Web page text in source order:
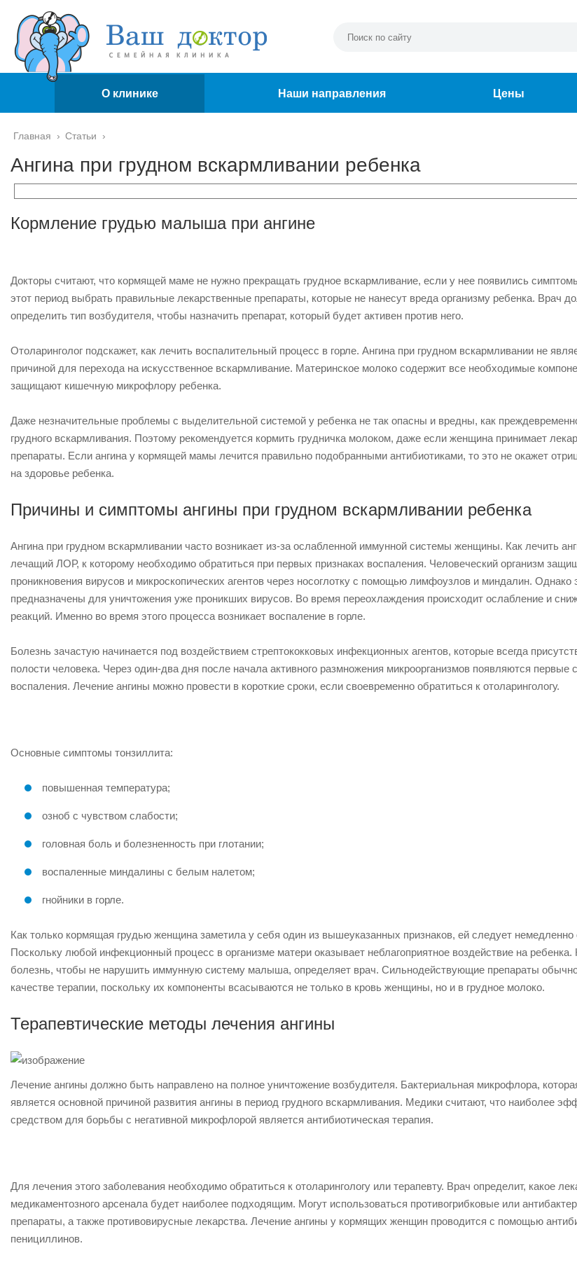
О клинике Наши направления Цены
Главная › Статьи ›
Ангина при грудном вскармливании ребенка
Кормление грудью малыша при ангине
Докторы считают, что кормящей маме не нужно прекращать грудное вскармливание, если у нее появились
этот период выбрать правильные лекарственные препараты, которые не нанесут вреда организму ребенка. Врач
определить тип возбудителя, чтобы назначить препарат, который будет активен против него.
Отоларинголог подскажет, как лечить воспалительный процесс в горле. Ангина при грудном вскармливании не
причиной для перехода на искусственное вскармливание. Материнское молоко содержит все необходимые
защищают кишечную микрофлору ребенка.
Даже незначительные проблемы с выделительной системой у ребенка не так опасны и вредны, как
грудного вскармливания. Поэтому рекомендуется кормить грудничка молоком, даже если женщина принимает
препараты. Если ангина у кормящей мамы лечится правильно подобранными антибиотиками, то это не окажет
на здоровье ребенка.
Причины и симптомы ангины при грудном вскармливании ребенка
Ангина при грудном вскармливании часто возникает из-за ослабленной иммунной системы женщины. Как лечить
лечащий ЛОР, к которому необходимо обратиться при первых признаках воспаления. Человеческий организм
проникновения вирусов и микроскопических агентов через носоглотку с помощью лимфоузлов и миндалин. Однако
предназначены для уничтожения уже проникших вирусов. Во время переохлаждения происходит ослабление и
реакций. Именно во время этого процесса возникает воспаление в горле.
Болезнь зачастую начинается под воздействием стрептококковых инфекционных агентов, которые всегда
полости человека. Через один-два дня после начала активного размножения микроорганизмов появляются первые
воспаления. Лечение ангины можно провести в короткие сроки, если своевременно обратиться к отоларингологу.
Основные симптомы тонзиллита:
повышенная температура;
озноб с чувством слабости;
головная боль и болезненность при глотании;
воспаленные миндалины с белым налетом;
гнойники в горле.
Как только кормящая грудью женщина заметила у себя один из вышеуказанных признаков, ей следует немедленно
Поскольку любой инфекционный процесс в организме матери оказывает неблагоприятное воздействие на ребенка.
болезнь, чтобы не нарушить иммунную систему малыша, определяет врач. Сильнодействующие препараты
качестве терапии, поскольку их компоненты всасываются не только в кровь женщины, но и в грудное молоко.
Терапевтические методы лечения ангины
Лечение ангины должно быть направлено на полное уничтожение возбудителя. Бактериальная микрофлора,
является основной причиной развития ангины в период грудного вскармливания. Медики считают, что наиболее
средством для борьбы с негативной микрофлорой является антибиотическая терапия.
Для лечения этого заболевания необходимо обратиться к отоларингологу или терапевту. Врач определит, какое
медикаментозного арсенала будет наиболее подходящим. Могут использоваться противогрибковые или
препараты, а также противовирусные лекарства. Лечение ангины у кормящих женщин проводится с помощью
пенициллинов.